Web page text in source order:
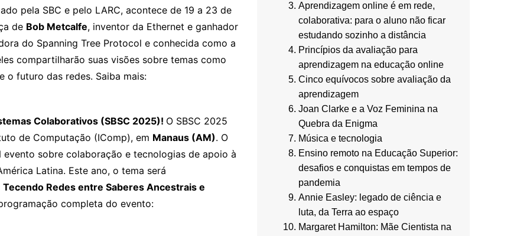
pela SBC e pelo LARC, acontece de 19 a 23 de
de Bob Metcalfe, inventor da Ethernet e ganhador
do Spanning Tree Protocol e conhecida como a
compartilharão suas visões sobre temas como
o futuro das redes. Saiba mais:
Colaborativos (SBSC 2025)! O SBSC 2025
de Computação (IComp), em Manaus (AM). O
sobre colaboração e tecnologias de apoio à
Latina. Este ano, o tema será
Redes entre Saberes Ancestrais e
completa do evento:
Aprendizagem online é em rede,
colaborativa: para o aluno não ficar
estudando sozinho a distância
Princípios da avaliação para
aprendizagem na educação online
Cinco equívocos sobre avaliação da
aprendizagem
Joan Clarke e a Voz Feminina na
Quebra da Enigma
Música e tecnologia
Ensino remoto na Educação Superior:
desafios e conquistas em tempos de
pandemia
Annie Easley: legado de ciência e
luta, da Terra ao espaço
Margaret Hamilton: Mãe Cientista na